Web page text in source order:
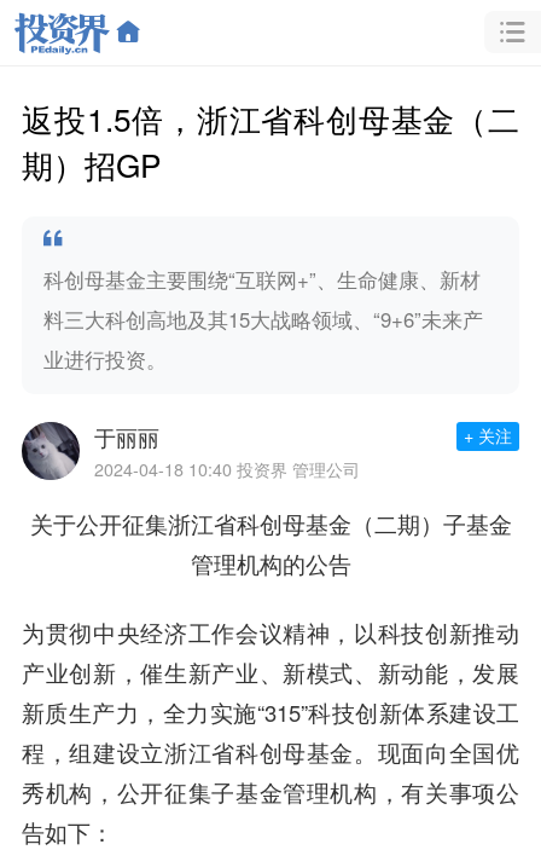
返投1.5倍，浙江省科创母基金（二
期）招GP
科创母基金主要围绕“互联网+”、生命健康、新材
料三大科创高地及其15大战略领域、“9+6”未来产
业进行投资。
于丽丽
2024-04-18 10:40 投资界 管理公司
+ 关注
关于公开征集浙江省科创母基金（二期） 子基金
管理机构的公告
为贯彻中央经济工作会议精神，以科技创新推动
产业创新，催生新产业、新模式、新动能，发展
新质生产力，全力实施“315”科技创新体系建设工
程，组建设立浙江省科创母基金。现面向全国优
秀机构，公开征集子基金管理机构，有关事项公
告如下：